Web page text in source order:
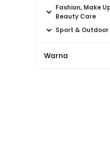
Fashion, Make
Beauty Care
Sport & Outdoor
Warna